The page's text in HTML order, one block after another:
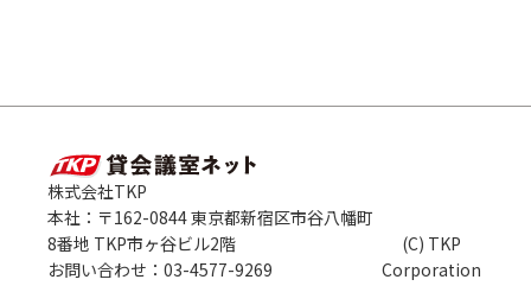
株式会社TKP
本社：〒162-0844 東京都新宿区市谷八幡町
8番地 TKP市ヶ谷ビル2階
お問い合わせ：03-4577-9269
(C) TKP
Corporation